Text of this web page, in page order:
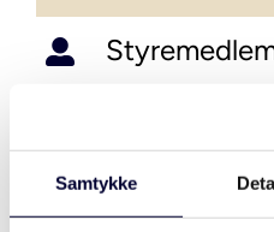
Samtykke
Våre kontorer
Kontakt